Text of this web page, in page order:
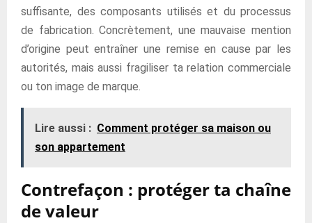
suffisante, des composants utilisés et du processus
de fabrication. Concrètement, une mauvaise mention
d’origine peut entraîner une remise en cause par les
autorités, mais aussi fragiliser ta relation commerciale
ou ton image de marque.
Lire aussi : Comment protéger sa maison ou
son appartement
Contrefaçon : protéger ta chaîne
de valeur